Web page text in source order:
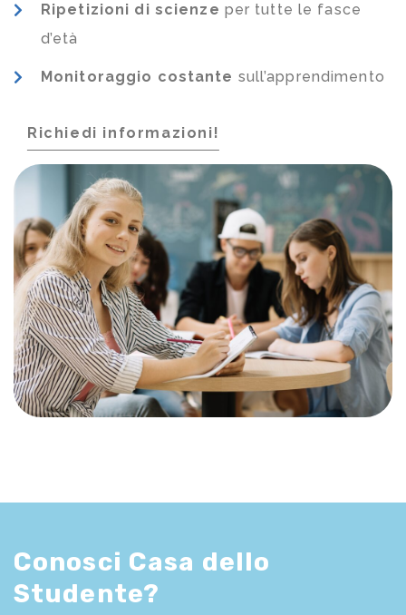
Ripetizioni di scienze per tutte le fasce
d’età
Monitoraggio costante sull’apprendimento
Richiedi informazioni!
Conosci Casa dello
Studente?